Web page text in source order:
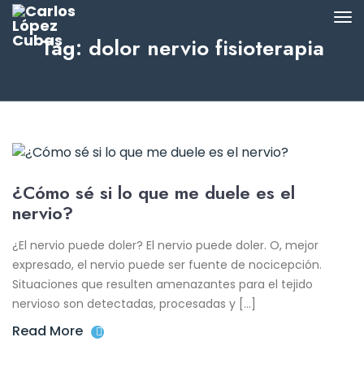
Tag: dolor nervio fisioterapia
¿Cómo sé si lo que me duele es el
nervio?
¿El nervio puede doler? El nervio puede doler. O, mejor
expresado, el nervio puede ser fuente de nocicepción.
Situaciones que resulten amenazantes para el tejido
nervioso son detectadas, procesadas y […]
Read More